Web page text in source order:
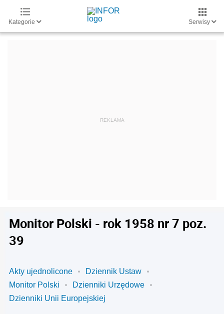
Kategorie Serwisy
Monitor Polski - rok 1958 nr 7 poz.
39
Akty ujednolicone
Dziennik Ustaw
Monitor Polski
Dzienniki Urzędowe
Dzienniki Unii Europejskiej